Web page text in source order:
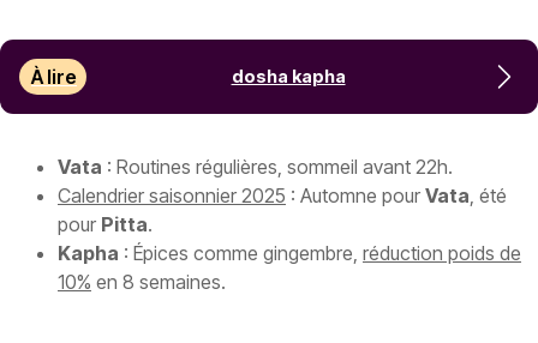
À lire dosha kapha
Vata : Routines régulières, sommeil avant 22h.
Calendrier saisonnier 2025 : Automne pour Vata, été
pour Pitta.
Kapha : Épices comme gingembre, réduction poids de
10% en 8 semaines.